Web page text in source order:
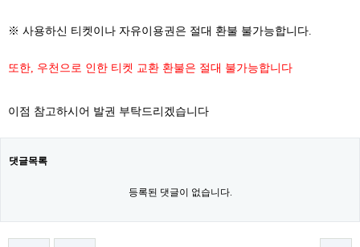
※ 사용하신 티켓이나 자유이용권은 절대 환불 불가능합니다.
또한, 우천으로 인한 티켓 교환 환불은 절대 불가능합니다
이점 참고하시어 발권 부탁드리겠습니다
댓글목록
등록된 댓글이 없습니다.